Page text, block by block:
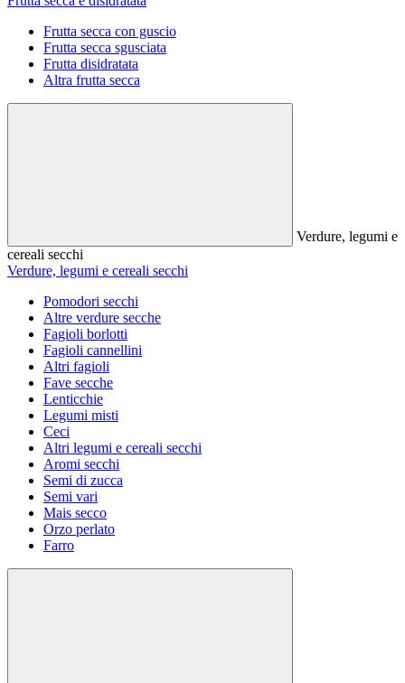
Frutta secca con guscio
Frutta secca sgusciata
Frutta disidratata
Altra frutta secca
Verdure, legumi e
cereali secchi
Verdure, legumi e cereali secchi
Pomodori secchi
Altre verdure secche
Fagioli borlotti
Fagioli cannellini
Altri fagioli
Fave secche
Lenticchie
Legumi misti
Ceci
Altri legumi e cereali secchi
Aromi secchi
Semi di zucca
Semi vari
Mais secco
Orzo perlato
Farro